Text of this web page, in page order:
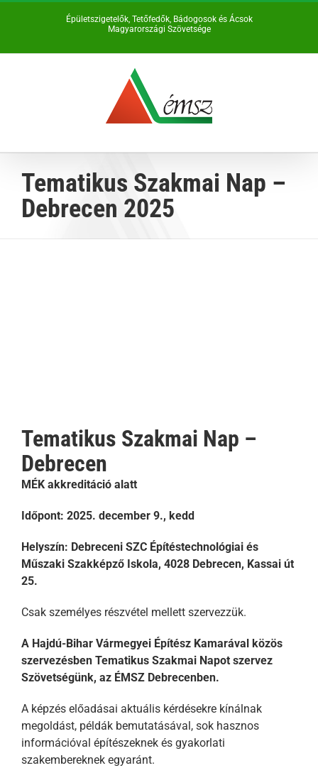
Épületszigetelők, Tetőfedők, Bádogosok és Ácsok
Magyarországi Szövetsége
Tematikus Szakmai Nap –
Debrecen 2025
Tematikus Szakmai Nap –
Debrecen
MÉK akkreditáció alatt
Időpont: 2025. december 9., kedd
Helyszín: Debreceni SZC Építéstechnológiai és
Műszaki Szakképző Iskola, 4028 Debrecen, Kassai út
25.
Csak személyes részvétel mellett szervezzük.
A Hajdú-Bihar Vármegyei Építész Kamarával közös
szervezésben Tematikus Szakmai Napot szervez
Szövetségünk, az ÉMSZ Debrecenben.
A képzés előadásai aktuális kérdésekre kínálnak
megoldást, példák bemutatásával, sok hasznos
információval építészeknek és gyakorlati
szakembereknek egyaránt.